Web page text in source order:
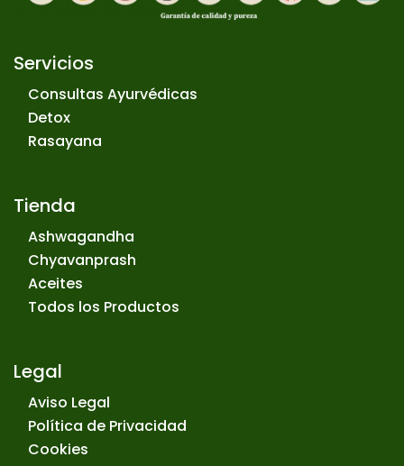
Servicios
Consultas Ayurvédicas
Detox
Rasayana
Tienda
Ashwagandha
Chyavanprash
Aceites
Todos los Productos
Legal
Aviso Legal
Política de Privacidad
Cookies